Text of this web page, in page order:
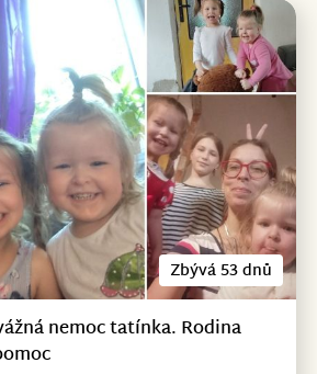
Zbývá 53 dnů
nemoc tatínka. Rodina